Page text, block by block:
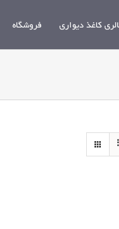
کاغذ دیواری فروشگاه